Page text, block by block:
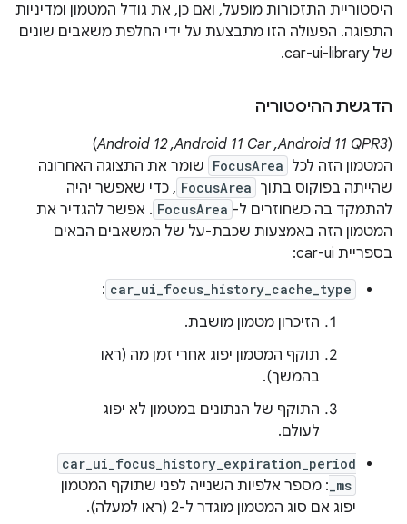
היסטוריית התזכורות מופעל, ואם כן, את גודל המטמון ומדיניות
התפוגה. הפעולה הזו מתבצעת על ידי החלפת משאבים שונים
של car-ui-library.
הדגשת ההיסטוריה
‫(
Android 11 QPR3,‏ Android 11 Car,‏ Android 12
)
המטמון הזה לכל FocusArea שומר את התצוגה האחרונה
שהייתה בפוקוס בתוך FocusArea , כדי שאפשר יהיה
להתמקד בה כשחוזרים ל- FocusArea . אפשר להגדיר את
המטמון הזה באמצעות שכבת-על של המשאבים הבאים
בספריית car-ui:
car_ui_focus_history_cache_type
:
הזיכרון מטמון מושבת.
תוקף המטמון יפוג אחרי זמן מה (ראו
בהמשך).
התוקף של הנתונים במטמון לא יפוג
לעולם.
car_ui_focus_history_expiration_period
_ms : מספר אלפיות השנייה לפני שתוקף המטמון
יפוג אם סוג המטמון מוגדר ל-2 (ראו למעלה).